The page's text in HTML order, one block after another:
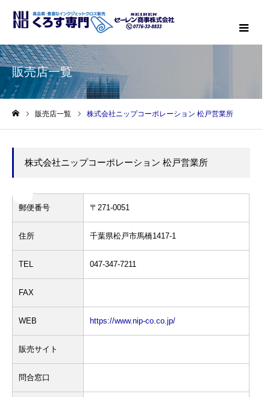
販売店一覧
販売店一覧 株式会社ニップコーポレーション 松戸営業所
株式会社ニップコーポレーション 松戸営業所
郵便番号 〒271-0051
住所 千葉県松戸市馬橋1417-1
TEL 047-347-7211
FAX
WEB https://www.nip-co.co.jp/
販売サイト
問合窓口